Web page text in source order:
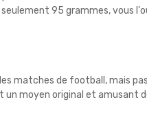
95 grammes, vous
matches de football, mais pas
un moyen original et amusant